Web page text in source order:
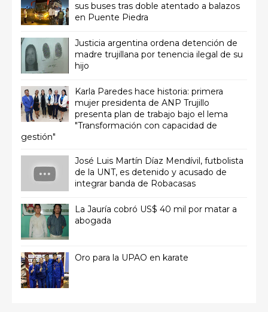
sus buses tras doble atentado a balazos
en Puente Piedra
Justicia argentina ordena detención de
madre trujillana por tenencia ilegal de su
hijo
Karla Paredes hace historia: primera
mujer presidenta de ANP Trujillo
presenta plan de trabajo bajo el lema
"Transformación con capacidad de
gestión"
José Luis Martín Díaz Mendívil, futbolista
de la UNT, es detenido y acusado de
integrar banda de Robacasas
La Jauría cobró US$ 40 mil por matar a
abogada
Oro para la UPAO en karate